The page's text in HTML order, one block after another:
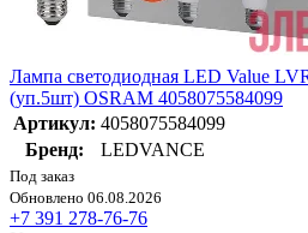
Лампа светодиодная LED Value
(уп.5шт) OSRAM 4058075584099
Артикул: 4058075584099
Бренд:
LEDVANCE
Под заказ
Обновлено 06.08.2026
+7 391 278-76-76